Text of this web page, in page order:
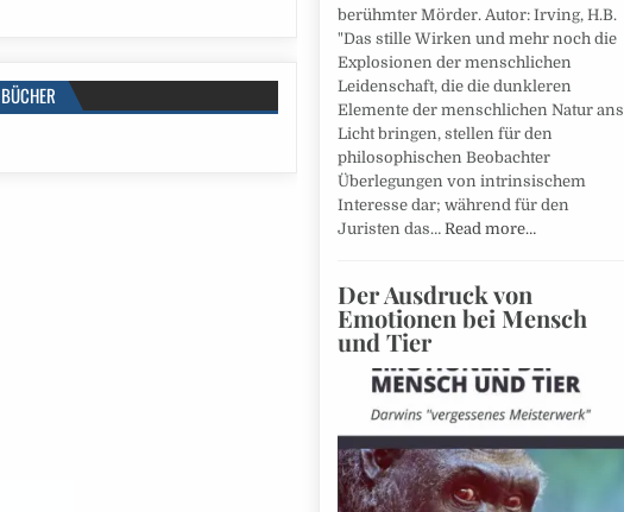
berühmter Mörder. Autor: Irving, H.B.
"Das stille Wirken und mehr noch die
Explosionen der menschlichen
Leidenschaft, die die dunkleren
Elemente der menschlichen Natur ans
Licht bringen, stellen für den
philosophischen Beobachter
Überlegungen von intrinsischem
Interesse dar; während für den
Juristen das… Read more…
Der Ausdruck von
Emotionen bei Mensch
und Tier